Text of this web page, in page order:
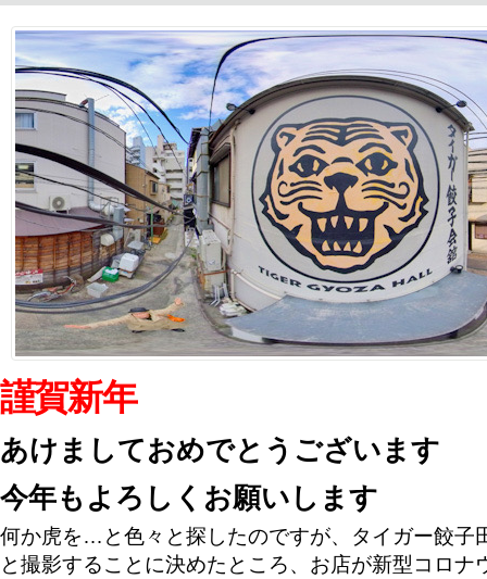
謹賀新年
あけましておめでとうございます
今年もよろしくお願いします
何か虎を…と色々と探したのですが、タイガー餃子
と撮影することに決めたところ、お店が新型コロナ